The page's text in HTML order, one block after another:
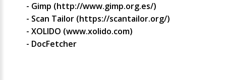
- Gimp (http://www.gimp.org.es/)
- Scan Tailor (https://scantailor.org/)
- XOLIDO (www.xolido.com)
- DocFetcher